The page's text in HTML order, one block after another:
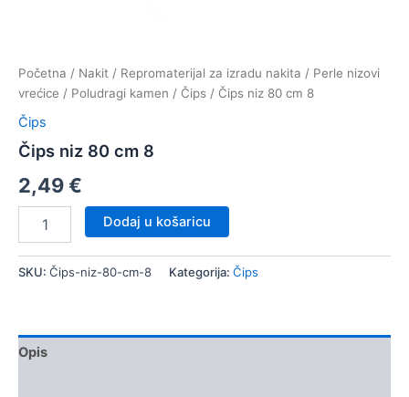
Početna / Nakit / Repromaterijal za izradu nakita / Perle nizovi
vrećice / Poludragi kamen / Čips / Čips niz 80 cm 8
Čips
Čips niz 80 cm 8
2,49€
cm
Dodaj u košaricu
SKU: Čips-niz-80-cm-8 Kategorija: Čips
Opis